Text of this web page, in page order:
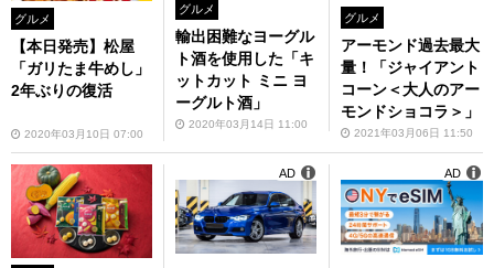
グルメ
【本日発売】松屋
「ガリたま牛めし」
2年ぶりの復活
2020年03月10日 07:00
グルメ
輸出困難なヨーグル
ト酒を使用した「キ
ットカット ミニ ヨ
ーグルト酒」
2020年03月14日 11:00
グルメ
アーモンド過去最大
量！「ジャイアント
コーン＜大人のアー
モンドショコラ＞」
2021年03月06日 11:50
AD AD